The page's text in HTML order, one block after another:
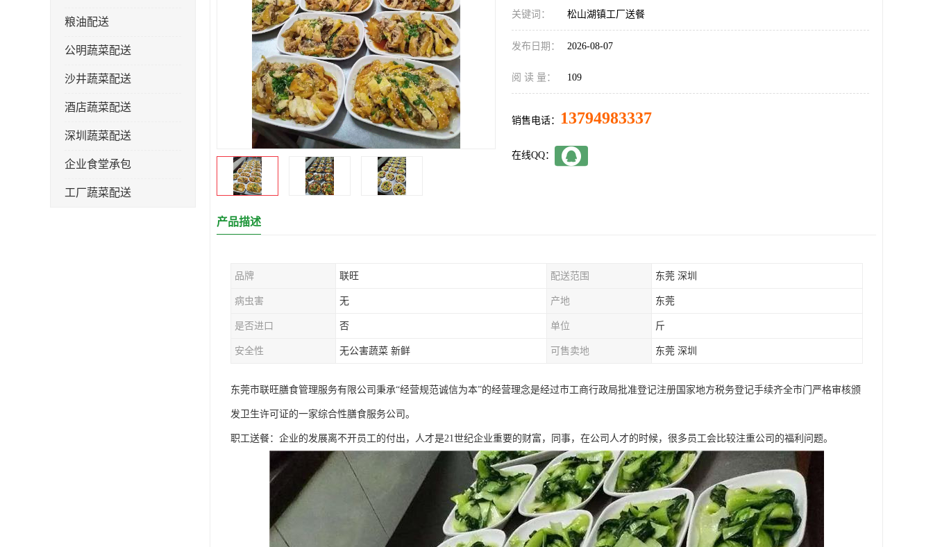
粮油配送
公明蔬菜配送
沙井蔬菜配送
酒店蔬菜配送
深圳蔬菜配送
企业食堂承包
工厂蔬菜配送
关键词： 松山湖镇工厂送餐
发布日期： 2026-08-07
阅 读 量： 109
销售电话： 13794983337
在线QQ：
产品描述
品牌 联旺 配送范围 东莞 深圳
病虫害 无 产地 东莞
是否进口 否 单位 斤
安全性 无公害蔬菜 新鲜 可售卖地 东莞 深圳
东莞市联旺膳食管理服务有限公司秉承“经营规范诚信为本”的经营理念是经过市工商行政局批准登记注册国家地方税务登记手续齐全市门严格审核颁
发卫生许可证的一家综合性膳食服务公司。
职工送餐：企业的发展离不开员工的付出，人才是21世纪企业重要的财富，同事，在公司人才的时候，很多员工会比较注重公司的福利问题。